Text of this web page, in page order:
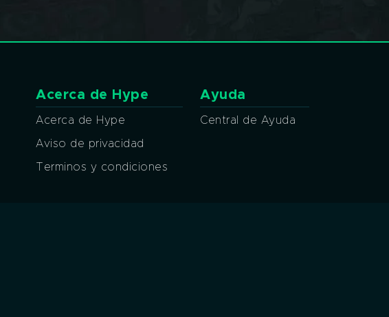
Acerca de Hype
Acerca de Hype
Aviso de privacidad
Terminos y condiciones
Ayuda
Central de Ayuda